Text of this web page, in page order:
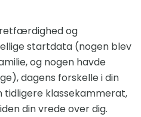
og
startdata (nogen blev
og nogen havde
dagens forskelle i din
tidligere klassekammerat,
din vrede over dig.